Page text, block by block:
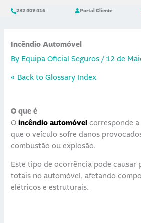
content
232 409 416 Portal Cliente
Incêndio Automóvel
By Equipa Oficial Seguros/ 12 de
« Back to Glossary Index
O que é
Oincêndio automóvel corresponde
que o veículo sofre danos
combustão ou explosão.
Este tipo de ocorrência pode causar
totais no automóvel, afetando
elétricos e estruturais.